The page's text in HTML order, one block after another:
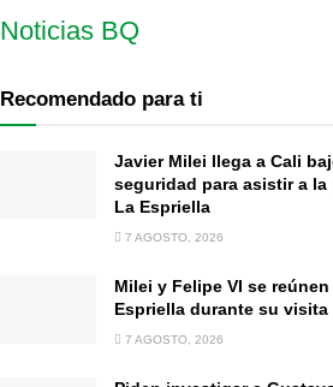
Noticias BQ
Recomendado para ti
Javier Milei llega a Cali
seguridad para asistir a
La Espriella
7 AGOSTO, 2026
Milei y Felipe VI se
Espriella durante su visita
7 AGOSTO, 2026